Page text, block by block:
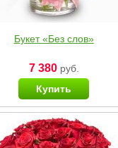
Букет «Без слов»
7 380руб.
Купить